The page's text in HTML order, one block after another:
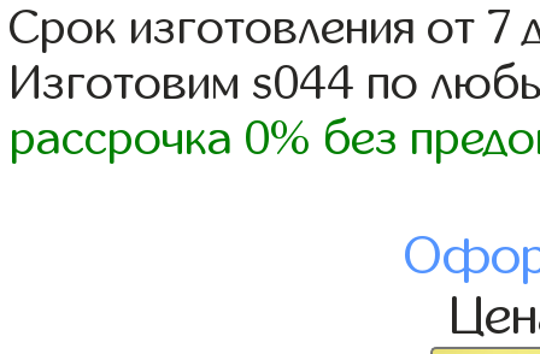
Срок изготовления от 7
Изготовим s044 по
рассрочка 0% без